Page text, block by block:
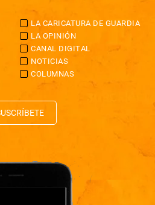
LA CARICATURA DE GUARDIA
LA OPINIÓN
CANAL DIGITAL
NOTICIAS
COLUMNAS